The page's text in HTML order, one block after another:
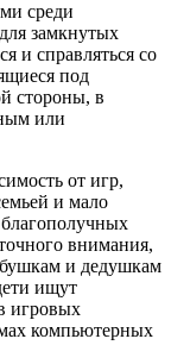
среди
замкнутых
и справляться со
под
стороны, в
или
от игр,
и мало
внимания,
и дедушкам
ищут
игровых
компьютерных